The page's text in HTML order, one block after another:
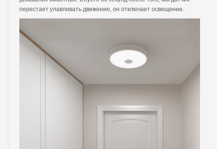
перестает улавливать движение, он отключает освещение.